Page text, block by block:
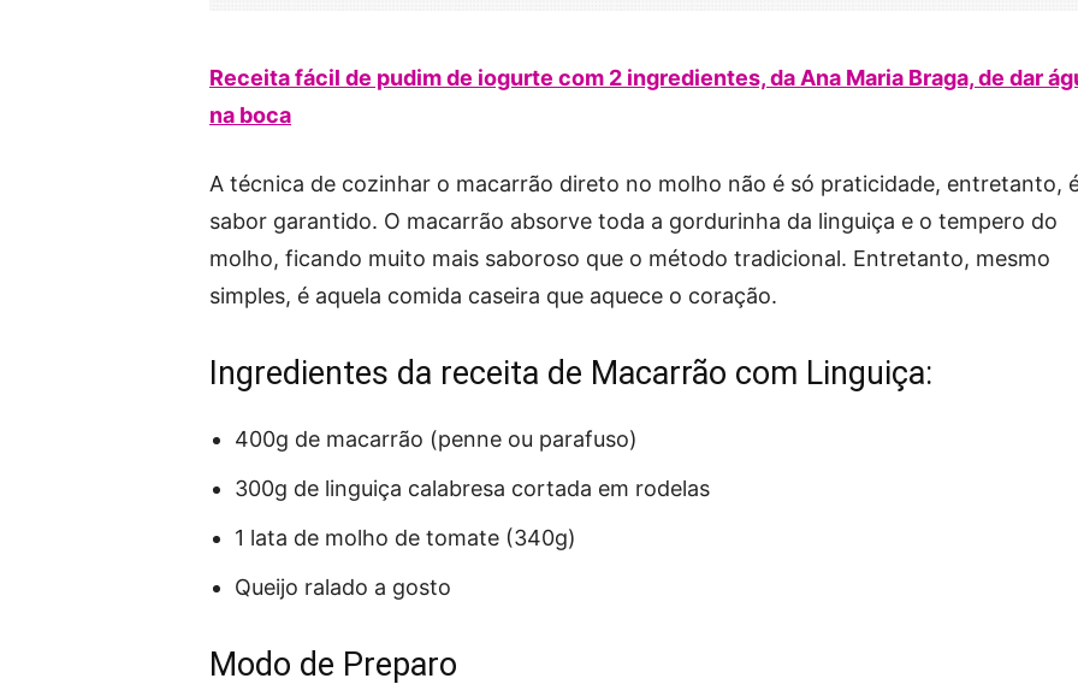
Receita fácil de pudim de iogurte com 2 ingredientes, da Ana Maria Braga, de dar
na boca
A técnica de cozinhar o macarrão direto no molho não é só praticidade, entretanto,
sabor garantido. O macarrão absorve toda a gordurinha da linguiça e o tempero do
molho, ficando muito mais saboroso que o método tradicional. Entretanto, mesmo
simples, é aquela comida caseira que aquece o coração.
Ingredientes da receita de Macarrão com Linguiça:
400g de macarrão (penne ou parafuso)
300g de linguiça calabresa cortada em rodelas
1 lata de molho de tomate (340g)
Queijo ralado a gosto
Modo de Preparo